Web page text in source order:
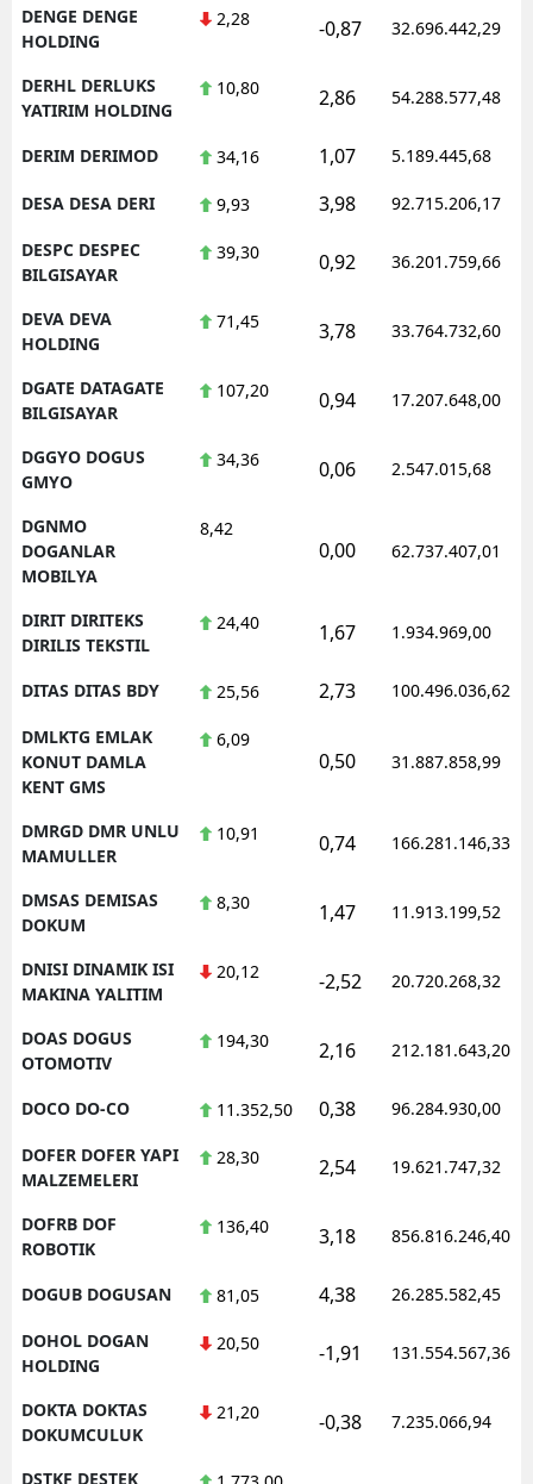
DENGE DENGE
HOLDING
2,28 -0,87 32.696.442,29
DERHL DERLUKS
YATIRIM HOLDING
10,80 2,86 54.288.577,48
DERIM DERIMOD 34,16 1,07 5.189.445,68
DESA DESA DERI 9,93 3,98 92.715.206,17
DESPC DESPEC
BILGISAYAR
39,30 0,92 36.201.759,66
DEVA DEVA
HOLDING
71,45 3,78 33.764.732,60
DGATE DATAGATE
BILGISAYAR
107,20 0,94 17.207.648,00
DGGYO DOGUS
GMYO
34,36 0,06 2.547.015,68
DGNMO
DOGANLAR
MOBILYA
8,42
0,00 62.737.407,01
DIRIT DIRITEKS
DIRILIS TEKSTIL
24,40 1,67 1.934.969,00
DITAS DITAS BDY 25,56 2,73 100.496.036,62
DMLKTG EMLAK
KONUT DAMLA
KENT GMS
6,09
0,50 31.887.858,99
DMRGD DMR UNLU
MAMULLER
10,91 0,74 166.281.146,33
DMSAS DEMISAS
DOKUM
8,30 1,47 11.913.199,52
DNISI DINAMIK ISI
MAKINA YALITIM
20,12 -2,52 20.720.268,32
DOAS DOGUS
OTOMOTIV
194,30 2,16 212.181.643,20
DOCO DO-CO 11.352,50 0,38 96.284.930,00
DOFER DOFER YAPI
MALZEMELERI
28,30 2,54 19.621.747,32
DOFRB DOF
ROBOTIK
136,40 3,18 856.816.246,40
DOGUB DOGUSAN 81,05 4,38 26.285.582,45
DOHOL DOGAN
HOLDING
20,50 -1,91 131.554.567,36
DOKTA DOKTAS
DOKUMCULUK
21,20 -0,38 7.235.066,94
DSTKF DESTEK